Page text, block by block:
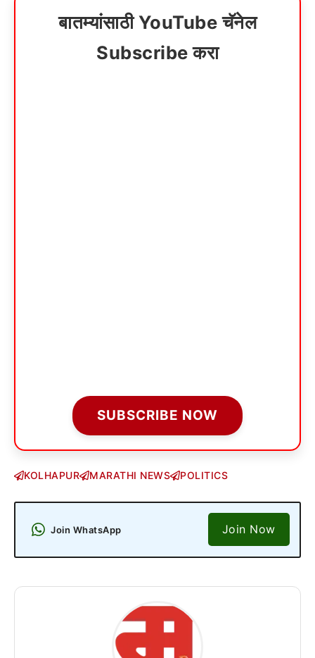
बातम्यांसाठी YouTube चॅनेल
Subscribe करा
SUBSCRIBE NOW
KOLHAPUR MARATHI NEWS POLITICS
Join WhatsApp Join Now